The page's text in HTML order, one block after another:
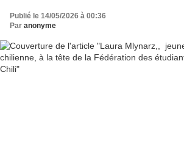
Publié le 14/05/2026 à 00:36
Par anonyme